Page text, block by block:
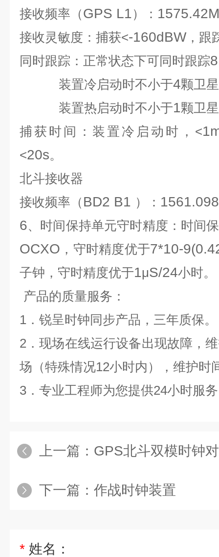
接收频率（GPS L1）：
接收灵敏度：捕获<-160dBW，跟
同时跟踪：正常状态下可同时跟踪8
装置冷启动时不小于4颗卫
装置热启动时不小于1颗卫
捕获时间：装置冷启动时，<
<20s。
北斗接收器
接收频率（ BD2 B1 ）： 1561.098
6、时间保持单元守时精度：时间
OCXO ，守时精度优于7*10-
子钟，守时精度优于1μS/24小时。
产品的质量服务：
1 ．锐呈时钟同步产品，三年质保。
2 ．现场在线运行设备出现故障，
场（特殊情况12小时内），维护时
3 ．专业工程师为您提供24小时服
上一篇： GPS北斗双模时钟
下一篇： 作战时钟装置
* 姓名：